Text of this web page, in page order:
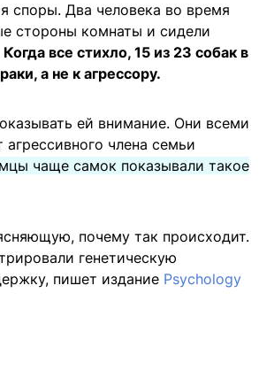
споры. Два человека во время
стороны комнаты и сидели
Когда все стихло, 15 из 23 собак в
а не к агрессору.
ей внимание. Они всеми
члена семьи
чаще самок показывали такое
почему так происходит.
генетическую
пишет издание Psychology